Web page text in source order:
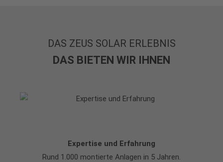
DAS ZEUS SOLAR ERLEBNIS
DAS BIETEN WIR IHNEN
Expertise und Erfahrung
Rund 1.000 montierte Anlagen in 5 Jahren.